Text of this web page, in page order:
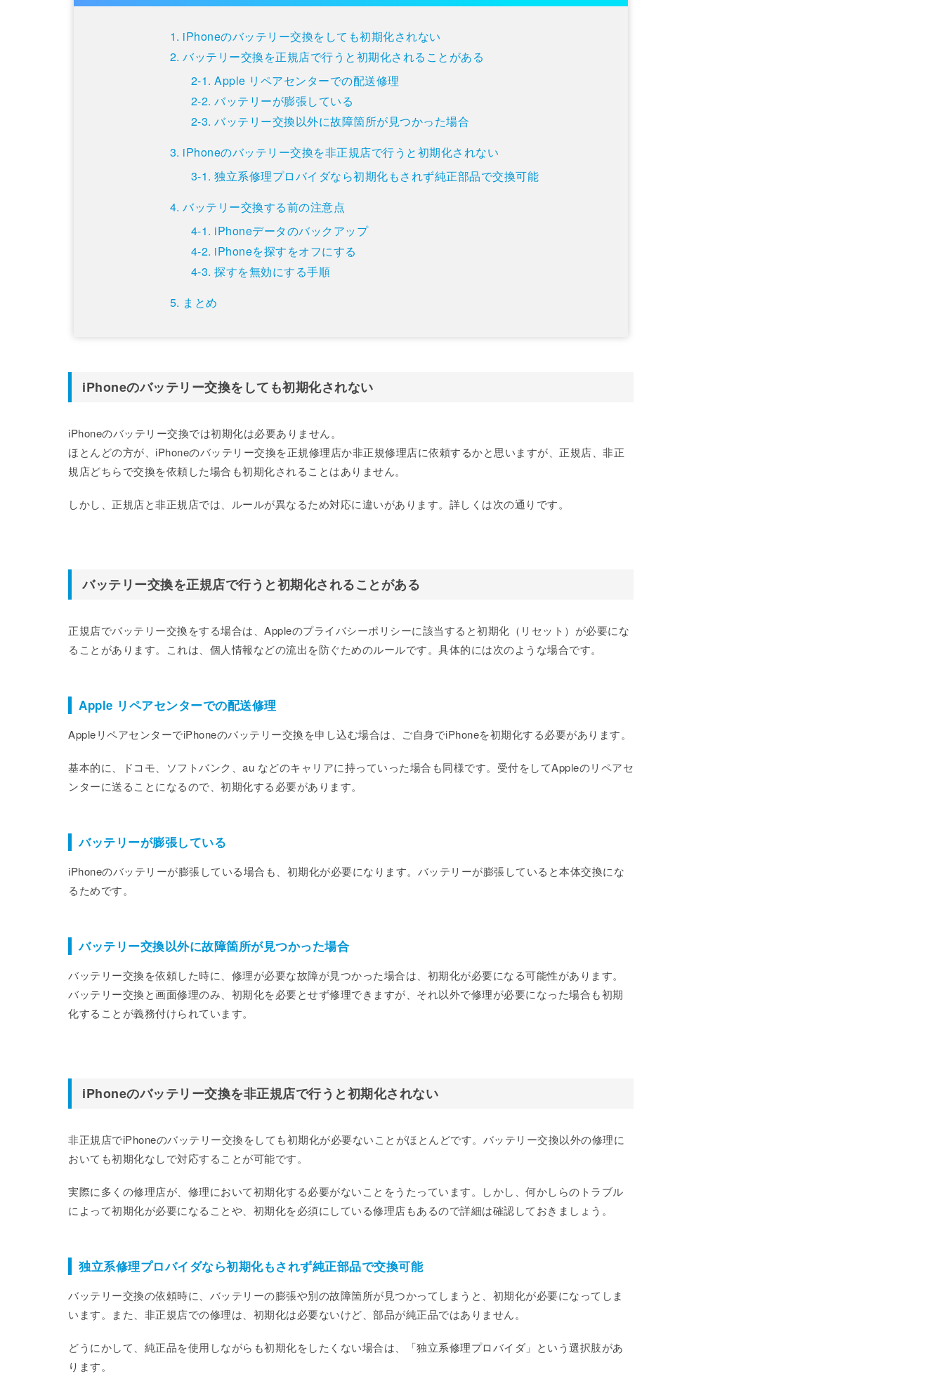
iPhoneのバッテリー交換をしても初期化されない
バッテリー交換を正規店で行うと初期化されることがある
Apple リペアセンターでの配送修理
バッテリーが膨張している
バッテリー交換以外に故障箇所が見つかった場合
iPhoneのバッテリー交換を非正規店で行うと初期化されない
独立系修理プロバイダなら初期化もされず純正部品で交換可能
バッテリー交換する前の注意点
iPhoneデータのバックアップ
iPhoneを探すをオフにする
探すを無効にする手順
まとめ
iPhoneのバッテリー交換をしても初期化されない
iPhoneのバッテリー交換では初期化は必要ありません。
ほとんどの方が、iPhoneのバッテリー交換を正規修理店か非正規修理店に依頼するかと思いますが、正規店、非正
規店どちらで交換を依頼した場合も初期化されることはありません。
しかし、正規店と非正規店では、ルールが異なるため対応に違いがあります。詳しくは次の通りです。
バッテリー交換を正規店で行うと初期化されることがある
正規店でバッテリー交換をする場合は、Appleのプライバシーポリシーに該当すると初期化（リセット）が必要にな
ることがあります。これは、個人情報などの流出を防ぐためのルールです。具体的には次のような場合です。
Apple リペアセンターでの配送修理
AppleリペアセンターでiPhoneのバッテリー交換を申し込む場合は、ご自身でiPhoneを初期化する必要があります。
基本的に、ドコモ、ソフトバンク、au などのキャリアに持っていった場合も同様です。受付をしてAppleのリペアセ
ンターに送ることになるので、初期化する必要があります。
バッテリーが膨張している
iPhoneのバッテリーが膨張している場合も、初期化が必要になります。バッテリーが膨張していると本体交換にな
るためです。
バッテリー交換以外に故障箇所が見つかった場合
バッテリー交換を依頼した時に、修理が必要な故障が見つかった場合は、初期化が必要になる可能性があります。
バッテリー交換と画面修理のみ、初期化を必要とせず修理できますが、それ以外で修理が必要になった場合も初期
化することが義務付けられています。
iPhoneのバッテリー交換を非正規店で行うと初期化されない
非正規店でiPhoneのバッテリー交換をしても初期化が必要ないことがほとんどです。バッテリー交換以外の修理に
おいても初期化なしで対応することが可能です。
実際に多くの修理店が、修理において初期化する必要がないことをうたっています。しかし、何かしらのトラブル
によって初期化が必要になることや、初期化を必須にしている修理店もあるので詳細は確認しておきましょう。
独立系修理プロバイダなら初期化もされず純正部品で交換可能
バッテリー交換の依頼時に、バッテリーの膨張や別の故障箇所が見つかってしまうと、初期化が必要になってしま
います。また、非正規店での修理は、初期化は必要ないけど、部品が純正品ではありません。
どうにかして、純正品を使用しながらも初期化をしたくない場合は、「独立系修理プロバイダ」という選択肢があ
ります。